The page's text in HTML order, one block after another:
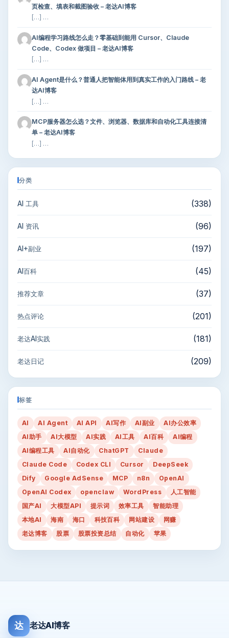
页检查、填表和截图验收 – 老达AI博客
[…] …
AI编程学习路线怎么走？零基础到能用 Cursor、Claude
Code、Codex 做项目 – 老达AI博客
[…] …
AI Agent是什么？普通人把智能体用到真实工作的入门路线 – 老
达AI博客
[…] …
MCP服务器怎么选？文件、浏览器、数据库和自动化工具连接清
单 – 老达AI博客
[…] …
分类
AI 工具 (338)
AI 资讯 (96)
AI+副业 (197)
AI百科 (45)
推荐文章 (37)
热点评论 (201)
老达AI实践 (181)
老达日记 (209)
标签
AI AI Agent AI API AI写作 AI副业
AI办公效率
AI助手
AI大模型 AI实践 AI工具 AI百科
AI编程
AI编程工具
AI自动化 ChatGPT
Claude
Claude Code
Codex CLI Cursor
DeepSeek
Dify
Google AdSense MCP n8n
OpenAI
OpenAI Codex
openclaw WordPress
人工智能
国产AI
大模型API 提示词 效率工具
智能助理
本地AI
海南 海口 科技百科 网站建设
网赚
老达博客
股票 股票投资总结 自动化 苹果
达 老达AI博客